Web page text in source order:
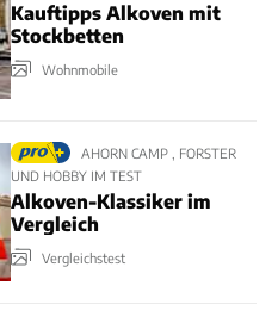
Kauftipps Alkoven mit
Stockbetten
Wohnmobile
AHORN CAMP , FORSTER
UND HOBBY IM TEST
Alkoven-Klassiker im
Vergleich
Vergleichstest